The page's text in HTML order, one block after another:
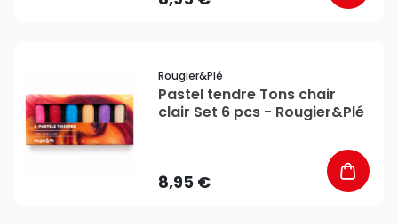
Rougier&plé
Pastel tendre Tons chair
clair Set 6 pcs - Rougier&Plé
8,95 €